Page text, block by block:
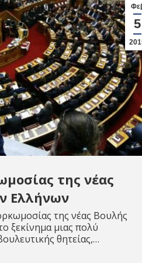
5
της νέας
Ελλήνων
της νέας Βουλής
ξεκίνημα μιας πολύ
θητείας,…